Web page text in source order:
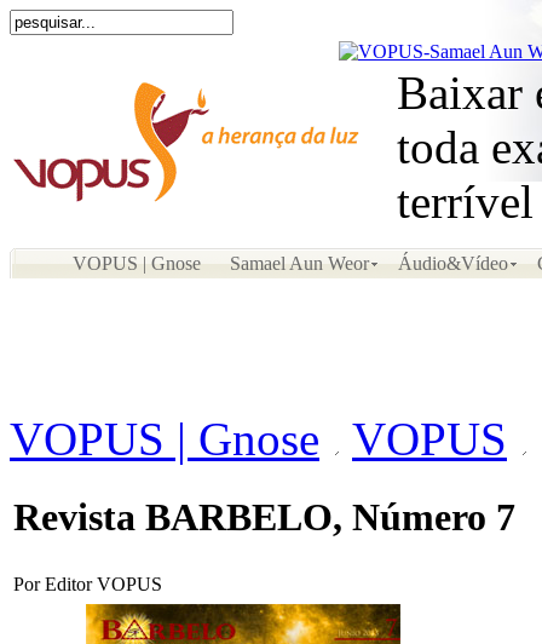
Baixar
toda
terrível
VOPUS | Gnose Samael Aun Weor Áudio&Vídeo
VOPUS | Gnose VOPUS
Revista BARBELO, Número 7
Por Editor VOPUS